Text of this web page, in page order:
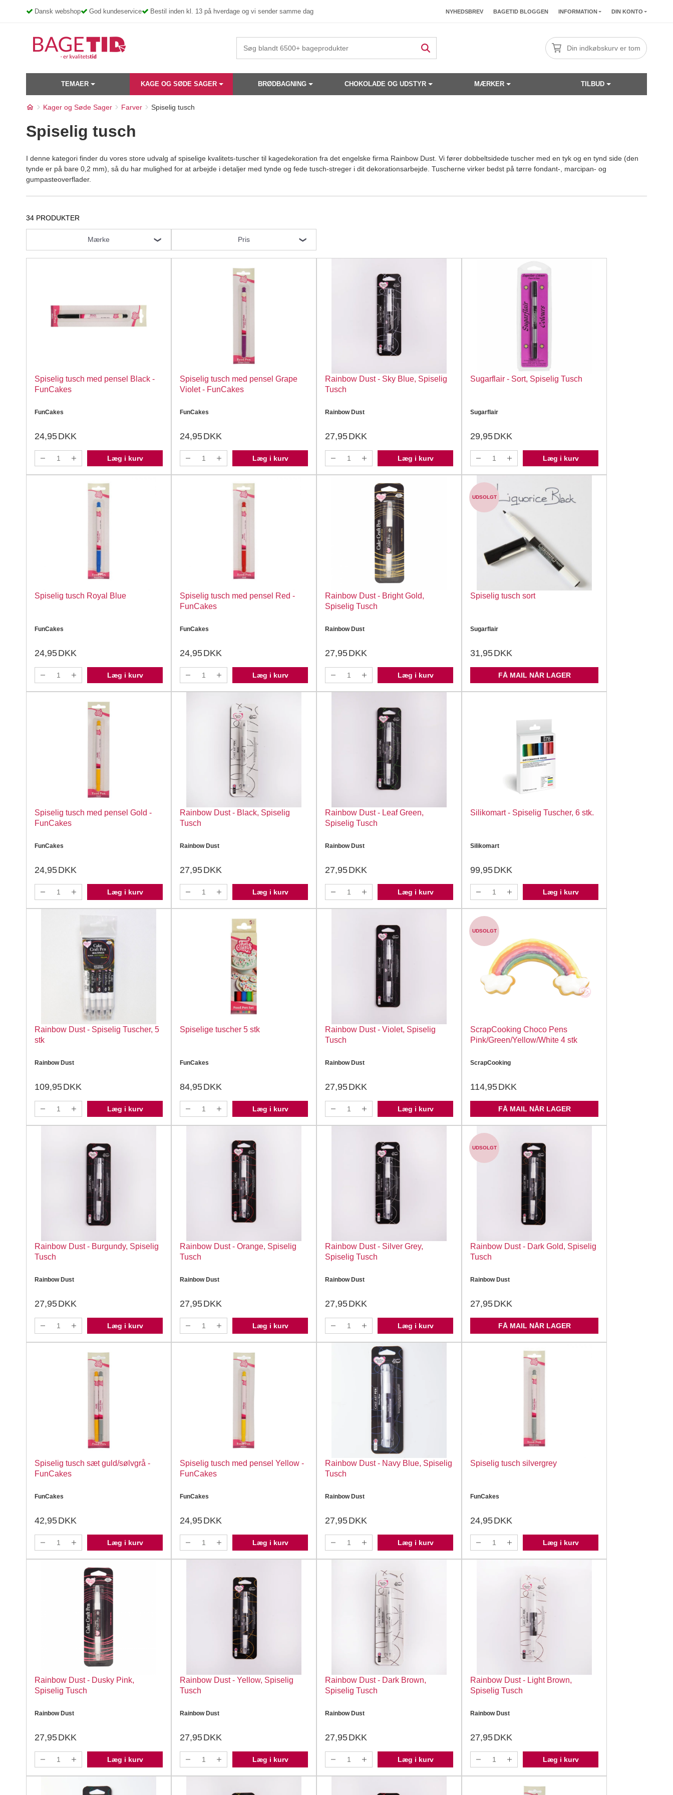
Dansk webshop God kundeservice Bestil inden kl. 13 på hverdage og vi sender samme dag NYHEDSBREV BAGETID BLOGGEN INFORMATION DIN KONTO
Din indkøbskurv er tom
TEMAER KAGE OG SØDE SAGER BRØDBAGNING CHOKOLADE OG UDSTYR MÆRKER TILBUD
Kager og Søde Sager Farver Spiselig tusch
Spiselig tusch
I denne kategori finder du vores store udvalg af spiselige kvalitets-tuscher til kagedekoration fra det engelske firma Rainbow Dust. Vi fører dobbeltsidede tuscher med en tyk og en tynd side (den
tynde er på bare 0,2 mm), så du har mulighed for at arbejde i detaljer med tynde og fede tusch-streger i dit dekorationsarbejde. Tuscherne virker bedst på tørre fondant-, marcipan- og
gumpasteoverflader.
34 PRODUKTER
Mærke Pris
Spiselig tusch med pensel Black -
FunCakes
FunCakes
24,95DKK
Læg i kurv
Spiselig tusch med pensel Grape
Violet - FunCakes
FunCakes
24,95DKK
Læg i kurv
Rainbow Dust - Sky Blue, Spiselig
Tusch
Rainbow Dust
27,95DKK
Læg i kurv
Sugarflair - Sort, Spiselig Tusch
Sugarflair
29,95DKK
Læg i kurv
Spiselig tusch Royal Blue
FunCakes
24,95DKK
Læg i kurv
Spiselig tusch med pensel Red -
FunCakes
FunCakes
24,95DKK
Læg i kurv
Rainbow Dust - Bright Gold,
Spiselig Tusch
Rainbow Dust
27,95DKK
Læg i kurv
UDSOLGT
Spiselig tusch sort
Sugarflair
31,95DKK
FÅ MAIL NÅR LAGER
Spiselig tusch med pensel Gold -
FunCakes
FunCakes
24,95DKK
Læg i kurv
Rainbow Dust - Black, Spiselig
Tusch
Rainbow Dust
27,95DKK
Læg i kurv
Rainbow Dust - Leaf Green,
Spiselig Tusch
Rainbow Dust
27,95DKK
Læg i kurv
Silikomart - Spiselig Tuscher, 6 stk.
Silikomart
99,95DKK
Læg i kurv
Rainbow Dust - Spiselig Tuscher, 5
stk
Rainbow Dust
109,95DKK
Læg i kurv
Spiselige tuscher 5 stk
FunCakes
84,95DKK
Læg i kurv
Rainbow Dust - Violet, Spiselig
Tusch
Rainbow Dust
27,95DKK
Læg i kurv
UDSOLGT
ScrapCooking Choco Pens
Pink/Green/Yellow/White 4 stk
ScrapCooking
114,95DKK
FÅ MAIL NÅR LAGER
Rainbow Dust - Burgundy, Spiselig
Tusch
Rainbow Dust
27,95DKK
Læg i kurv
Rainbow Dust - Orange, Spiselig
Tusch
Rainbow Dust
27,95DKK
Læg i kurv
Rainbow Dust - Silver Grey,
Spiselig Tusch
Rainbow Dust
27,95DKK
Læg i kurv
UDSOLGT
Rainbow Dust - Dark Gold, Spiselig
Tusch
Rainbow Dust
27,95DKK
FÅ MAIL NÅR LAGER
Spiselig tusch sæt guld/sølvgrå -
FunCakes
FunCakes
42,95DKK
Læg i kurv
Spiselig tusch med pensel Yellow -
FunCakes
FunCakes
24,95DKK
Læg i kurv
Rainbow Dust - Navy Blue, Spiselig
Tusch
Rainbow Dust
27,95DKK
Læg i kurv
Spiselig tusch silvergrey
FunCakes
24,95DKK
Læg i kurv
Rainbow Dust - Dusky Pink,
Spiselig Tusch
Rainbow Dust
27,95DKK
Læg i kurv
Rainbow Dust - Yellow, Spiselig
Tusch
Rainbow Dust
27,95DKK
Læg i kurv
Rainbow Dust - Dark Brown,
Spiselig Tusch
Rainbow Dust
27,95DKK
Læg i kurv
Rainbow Dust - Light Brown,
Spiselig Tusch
Rainbow Dust
27,95DKK
Læg i kurv